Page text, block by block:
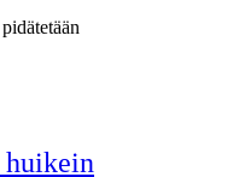
huikein